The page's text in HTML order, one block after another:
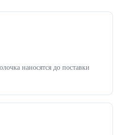
наносятся до поставки